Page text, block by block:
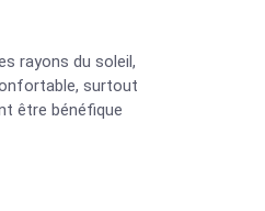
rayons du soleil,
surtout
être bénéfique